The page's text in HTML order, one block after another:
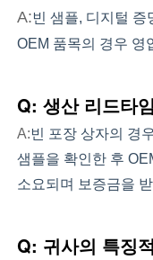
A:빈 샘플, 디지털 증
OEM 품목의 경우 영
Q: 생산 리드타
A:빈 포장 상자의 경
샘플을 확인한 후
소요되며 보증금을
Q: 귀사의 특징